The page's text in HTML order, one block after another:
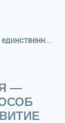
Отказ от курения — единственный способ предотвратить развитие ХОБЛ
—